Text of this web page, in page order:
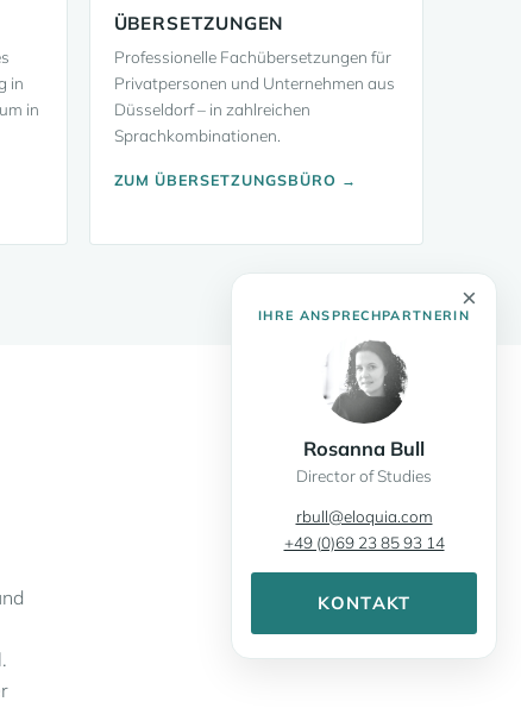
in
in
ÜBERSETZUNGEN
Professionelle Fachübersetzungen für
Privatpersonen und Unternehmen aus
Düsseldorf – in zahlreichen
Sprachkombinationen.
ZUM ÜBERSETZUNGSBÜRO →
×
IHRE ANSPRECHPARTNERIN
Rosanna Bull
Director of Studies
rbull@eloquia.com
+49 (0)69 23 85 93 14
KONTAKT